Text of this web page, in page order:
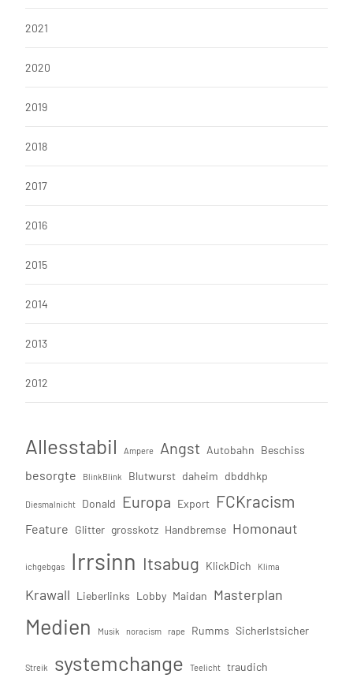
2021
2020
2019
2018
2017
2016
2015
2014
2013
2012
Allesstabil Ampere Angst Autobahn Beschiss
besorgte BlinkBlink Blutwurst daheim dbddhkp
Diesmalnicht Donald Europa Export FCKracism
Feature Glitter grosskotz Handbremse Homonaut
ichgebgas Irrsinn Itsabug KlickDich Klima
Krawall Lieberlinks Lobby Maidan Masterplan
Medien Musik noracism rape Rumms SicherIstsicher
Streik systemchange Teelicht traudich